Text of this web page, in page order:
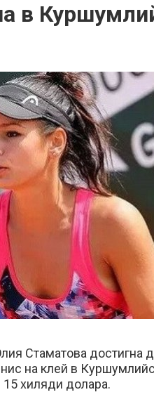
в
Стаматова достигна
на клей в
хиляди долара.